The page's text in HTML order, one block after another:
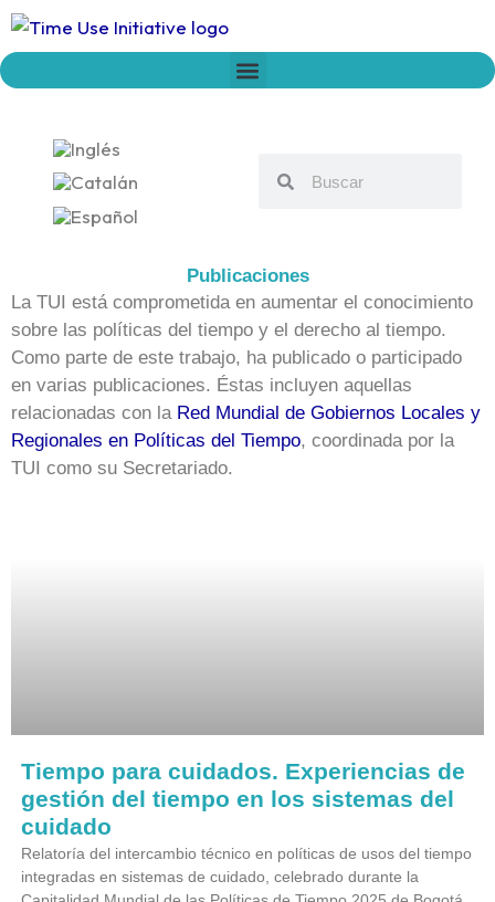
contenido
Publicaciones
La TUI está comprometida en aumentar el conocimiento
sobre las políticas del tiempo y el derecho al tiempo.
Como parte de este trabajo, ha publicado o participado
en varias publicaciones. Éstas incluyen aquellas
relacionadas con la Red Mundial de Gobiernos Locales y
Regionales en Políticas del Tiempo, coordinada por la
TUI como su Secretariado.
Tiempo para cuidados. Experiencias de
gestión del tiempo en los sistemas del
cuidado
Relatoría del intercambio técnico en políticas de usos del tiempo
integradas en sistemas de cuidado, celebrado durante la